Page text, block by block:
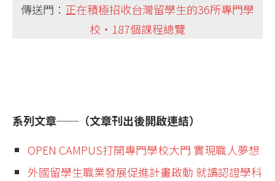
傳送門： 正在積極招收台灣留學生的36所專門學
校・187個課程總覽
系列文章──（文章刊出後開啟連結）
OPEN CAMPUS打開專門學校大門 實現職人夢想
外國留學生職業發展促進計畫啟動 就讀認證學科